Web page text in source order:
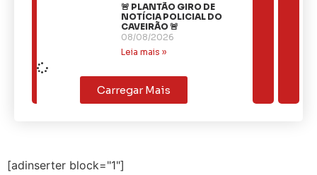
🚨 PLANTÃO GIRO DE
NOTÍCIA POLICIAL DO
CAVEIRÃO 🚨
08/08/2026
Leia mais »
Carregar Mais
[adinserter block="1"]